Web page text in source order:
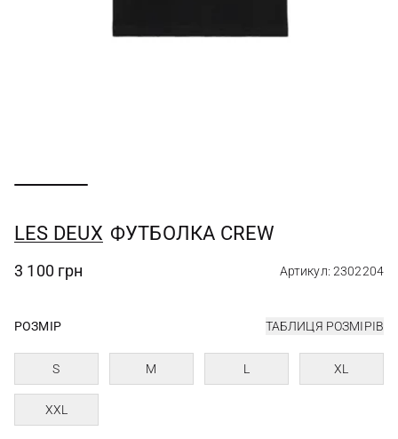
LES DEUX ФУТБОЛКА CREW
3 100 грн Артикул: 2302204
РОЗМІР ТАБЛИЦЯ РОЗМІРІВ
S M L XL
XXL